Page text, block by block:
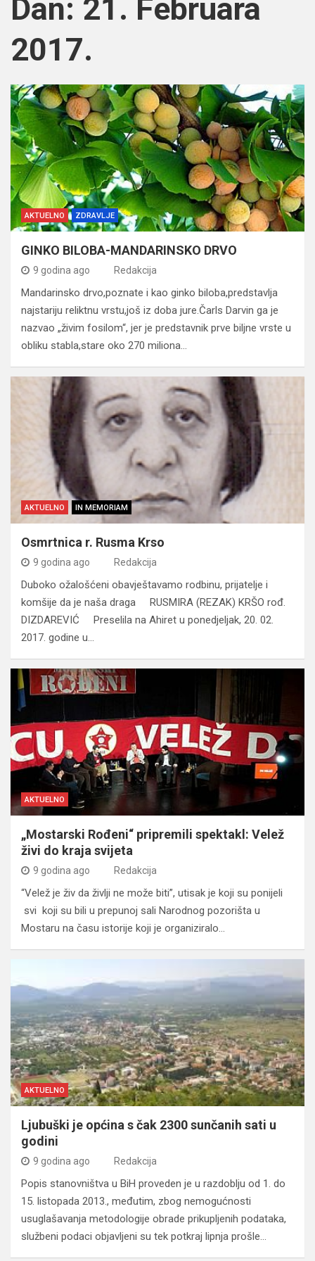
Dan: 21. Februara
2017.
AKTUELNO ZDRAVLJE
GINKO BILOBA-MANDARINSKO DRVO
9 godina ago Redakcija
Mandarinsko drvo,poznate i kao ginko biloba,predstavlja
najstariju reliktnu vrstu,još iz doba jure.Čarls Darvin ga je
nazvao „živim fosilom“, jer je predstavnik prve biljne vrste u
obliku stabla,stare oko 270 miliona…
AKTUELNO IN MEMORIAM
Osmrtnica r. Rusma Krso
9 godina ago Redakcija
Duboko ožalošćeni obavještavamo rodbinu, prijatelje i
komšije da je naša draga RUSMIRA (REZAK) KRŠO rođ.
DIZDAREVIĆ Preselila na Ahiret u ponedjeljak, 20. 02.
2017. godine u…
AKTUELNO
„Mostarski Rođeni“ pripremili spektakl: Velež
živi do kraja svijeta
9 godina ago Redakcija
“Velež je živ da življi ne može biti”, utisak je koji su ponijeli
svi koji su bili u prepunoj sali Narodnog pozorišta u
Mostaru na času istorije koji je organiziralo…
AKTUELNO
Ljubuški je općina s čak 2300 sunčanih sati u
godini
9 godina ago Redakcija
Popis stanovništva u BiH proveden je u razdoblju od 1. do
15. listopada 2013., međutim, zbog nemogućnosti
usuglašavanja metodologije obrade prikupljenih podataka,
službeni podaci objavljeni su tek potkraj lipnja prošle…